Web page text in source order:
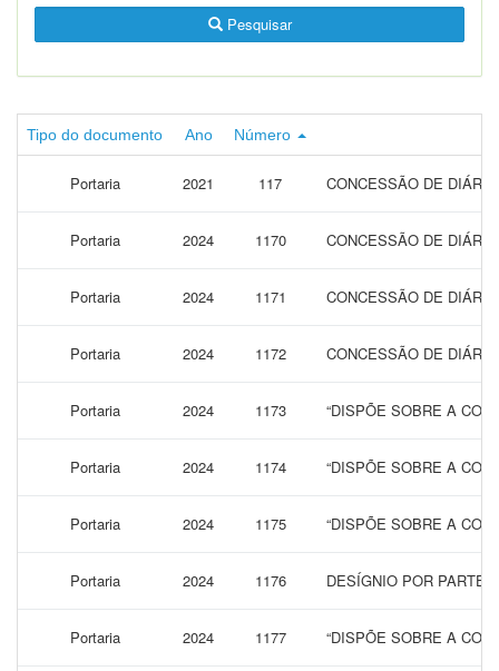
Pesquisar
Tipo do documento Ano Número
Portaria 2021 117 CONCESSÃO DE
Portaria 2024 1170 CONCESSÃO DE
Portaria 2024 1171 CONCESSÃO DE
Portaria 2024 1172 CONCESSÃO DE
Portaria 2024 1173 “DISPÕE SOBRE A
Portaria 2024 1174 “DISPÕE SOBRE A
Portaria 2024 1175 “DISPÕE SOBRE A
Portaria 2024 1176 DESÍGNIO POR PARTE
Portaria 2024 1177 “DISPÕE SOBRE A